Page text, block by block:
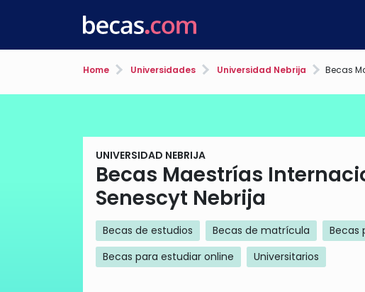
Home Universidades Universidad Nebrija Becas
UNIVERSIDAD NEBRIJA
Becas Maestrías
Senescyt Nebrija
Becas de estudios Becas de matrícula
Becas
Becas para estudiar online
Universitarios